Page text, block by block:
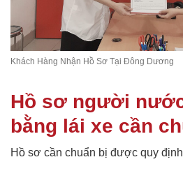
Khách Hàng Nhận Hồ Sơ Tại Đông Dương
Hồ sơ người
bằng lái xe cần
Hồ sơ cần chuẩn bị được quy